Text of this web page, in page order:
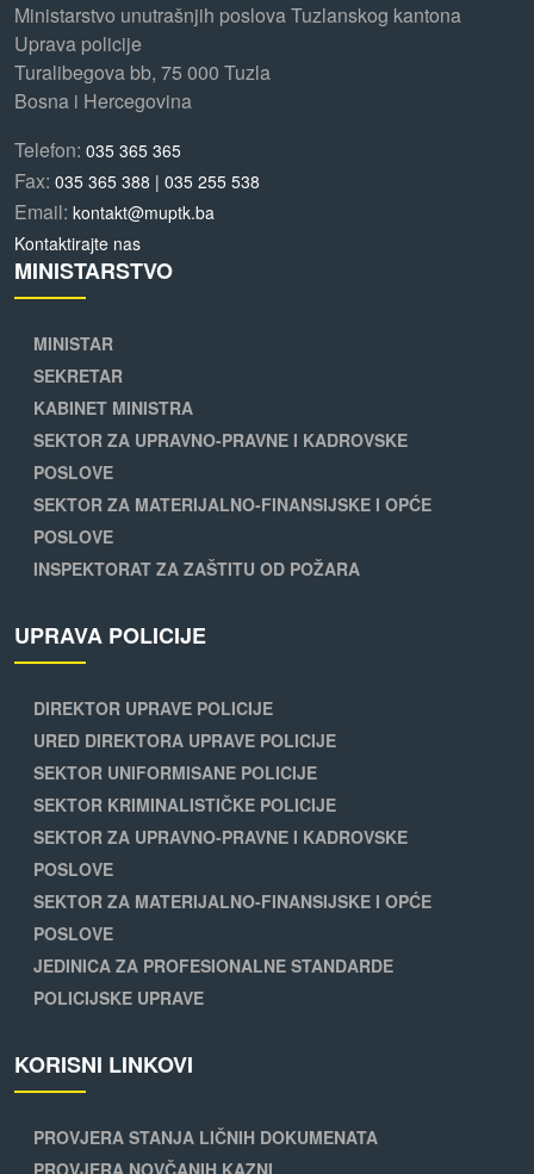
Ministarstvo unutrašnjih poslova Tuzlanskog kantona
Uprava policije
Turalibegova bb, 75 000 Tuzla
Bosna i Hercegovina
Telefon: 035 365 365
Fax: 035 365 388 | 035 255 538
Email: kontakt@muptk.ba
Kontaktirajte nas
MINISTARSTVO
MINISTAR
SEKRETAR
KABINET MINISTRA
SEKTOR ZA UPRAVNO-PRAVNE I KADROVSKE
POSLOVE
SEKTOR ZA MATERIJALNO-FINANSIJSKE I OPĆE
POSLOVE
INSPEKTORAT ZA ZAŠTITU OD POŽARA
UPRAVA POLICIJE
DIREKTOR UPRAVE POLICIJE
URED DIREKTORA UPRAVE POLICIJE
SEKTOR UNIFORMISANE POLICIJE
SEKTOR KRIMINALISTIČKE POLICIJE
SEKTOR ZA UPRAVNO-PRAVNE I KADROVSKE
POSLOVE
SEKTOR ZA MATERIJALNO-FINANSIJSKE I OPĆE
POSLOVE
JEDINICA ZA PROFESIONALNE STANDARDE
POLICIJSKE UPRAVE
KORISNI LINKOVI
PROVJERA STANJA LIČNIH DOKUMENATA